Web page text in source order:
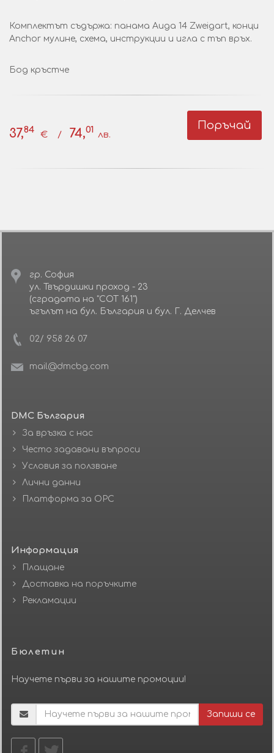
Комплектът съдържа: панама Аида 14 Zweigart, конци
Anchor мулине, схема, инструкции и игла с тъп връх.
Бод кръстче
37,84 € / 74,01 лв.
Поръчай
гр. София
ул. Твърдишки проход - 23
(сградата на "СОТ 161")
ъгълът на бул. България и бул. Г. Делчев
02/ 958 26 07
mail@dmcbg.com
DMC България
За връзка с нас
Често задавани въпроси
Условия за ползване
Лични данни
Платформа за ОРС
Информация
Плащане
Доставка на поръчките
Рекламации
Бюлетин
Научете първи за нашите промоции!
Запиши се